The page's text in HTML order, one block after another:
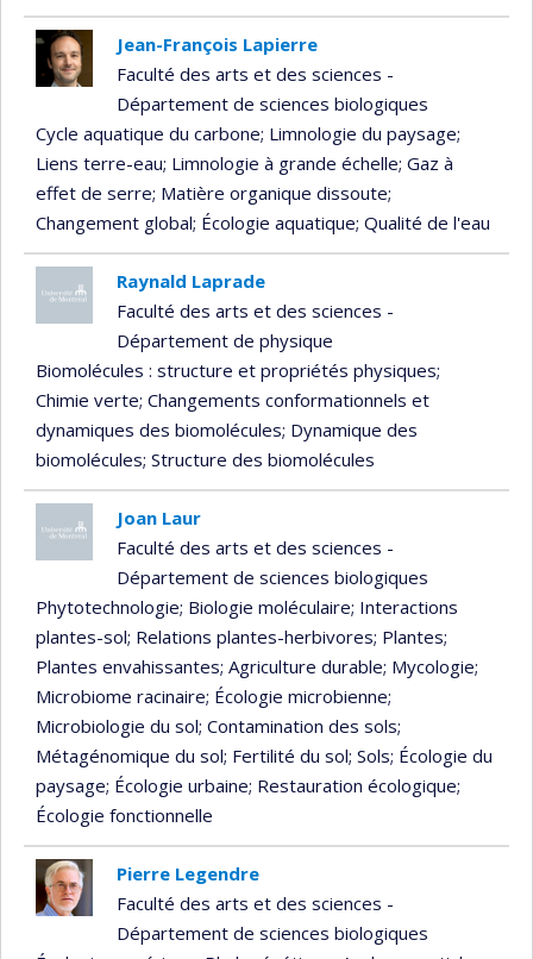
Jean-François Lapierre
Faculté des arts et des sciences -
Département de sciences biologiques
Cycle aquatique du carbone; Limnologie du paysage;
Liens terre-eau; Limnologie à grande échelle; Gaz à
effet de serre; Matière organique dissoute;
Changement global; Écologie aquatique; Qualité de l'eau
Raynald Laprade
Faculté des arts et des sciences -
Département de physique
Biomolécules : structure et propriétés physiques;
Chimie verte; Changements conformationnels et
dynamiques des biomolécules; Dynamique des
biomolécules; Structure des biomolécules
Joan Laur
Faculté des arts et des sciences -
Département de sciences biologiques
Phytotechnologie; Biologie moléculaire; Interactions
plantes-sol; Relations plantes-herbivores; Plantes;
Plantes envahissantes; Agriculture durable; Mycologie;
Microbiome racinaire; Écologie microbienne;
Microbiologie du sol; Contamination des sols;
Métagénomique du sol; Fertilité du sol; Sols; Écologie du
paysage; Écologie urbaine; Restauration écologique;
Écologie fonctionnelle
Pierre Legendre
Faculté des arts et des sciences -
Département de sciences biologiques